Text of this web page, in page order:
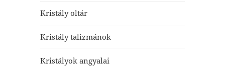
Kristály oltár
Kristály talizmánok
Kristályok angyalai